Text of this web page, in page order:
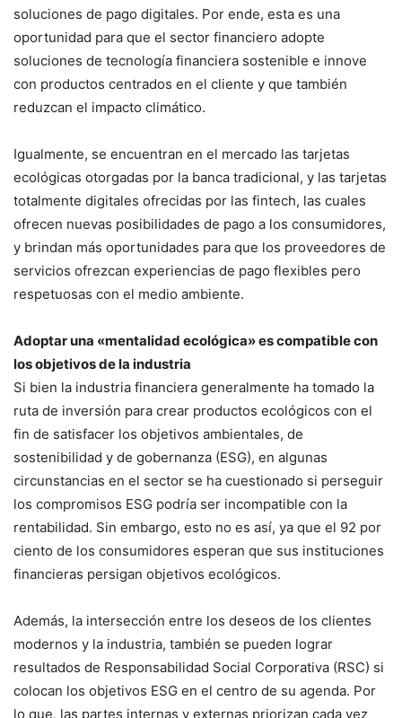
soluciones de pago digitales. Por ende, esta es una
oportunidad para que el sector financiero adopte
soluciones de tecnología financiera sostenible e innove
con productos centrados en el cliente y que también
reduzcan el impacto climático.
Igualmente, se encuentran en el mercado las tarjetas
ecológicas otorgadas por la banca tradicional, y las tarjetas
totalmente digitales ofrecidas por las fintech, las cuales
ofrecen nuevas posibilidades de pago a los consumidores,
y brindan más oportunidades para que los proveedores de
servicios ofrezcan experiencias de pago flexibles pero
respetuosas con el medio ambiente.
Adoptar una «mentalidad ecológica» es compatible con
los objetivos de la industria
Si bien la industria financiera generalmente ha tomado la
ruta de inversión para crear productos ecológicos con el
fin de satisfacer los objetivos ambientales, de
sostenibilidad y de gobernanza (ESG), en algunas
circunstancias en el sector se ha cuestionado si perseguir
los compromisos ESG podría ser incompatible con la
rentabilidad. Sin embargo, esto no es así, ya que el 92 por
ciento de los consumidores esperan que sus instituciones
financieras persigan objetivos ecológicos.
Además, la intersección entre los deseos de los clientes
modernos y la industria, también se pueden lograr
resultados de Responsabilidad Social Corporativa (RSC) si
colocan los objetivos ESG en el centro de su agenda. Por
lo que, las partes internas y externas priorizan cada vez